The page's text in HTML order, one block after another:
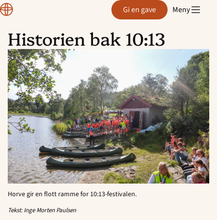
Hopp
til
innhold
Region
Rogaland Gi en gave Meny
Historien bak 10:13
Horve gir en flott ramme for 10:13-festivalen.
Tekst: Inge Morten Paulsen